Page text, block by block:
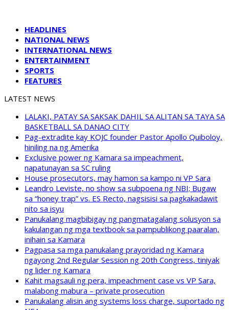
HEADLINES
NATIONAL NEWS
INTERNATIONAL NEWS
ENTERTAINMENT
SPORTS
FEATURES
LATEST NEWS
LALAKI, PATAY SA SAKSAK DAHIL SA ALITAN SA TAYA SA
BASKETBALL SA DANAO CITY
Pag-extradite kay KOJC founder Pastor Apollo Quiboloy,
hiniling na ng Amerika
Exclusive power ng Kamara sa impeachment,
napatunayan sa SC ruling
House prosecutors, may hamon sa kampo ni VP Sara
Leandro Leviste, no show sa subpoena ng NBI; Bugaw
sa “honey trap” vs. ES Recto, nagsisisi sa pagkakadawit
nito sa isyu
Panukalang magbibigay ng pangmatagalang solusyon sa
kakulangan ng mga textbook sa pampublikong paaralan,
inihain sa Kamara
Pagpasa sa mga panukalang prayoridad ng Kamara
ngayong 2nd Regular Session ng 20th Congress, tiniyak
ng lider ng Kamara
Kahit magsauli ng pera, impeachment case vs VP Sara,
malabong mabura – private prosecution
Panukalang alisin ang systems loss charge, suportado ng